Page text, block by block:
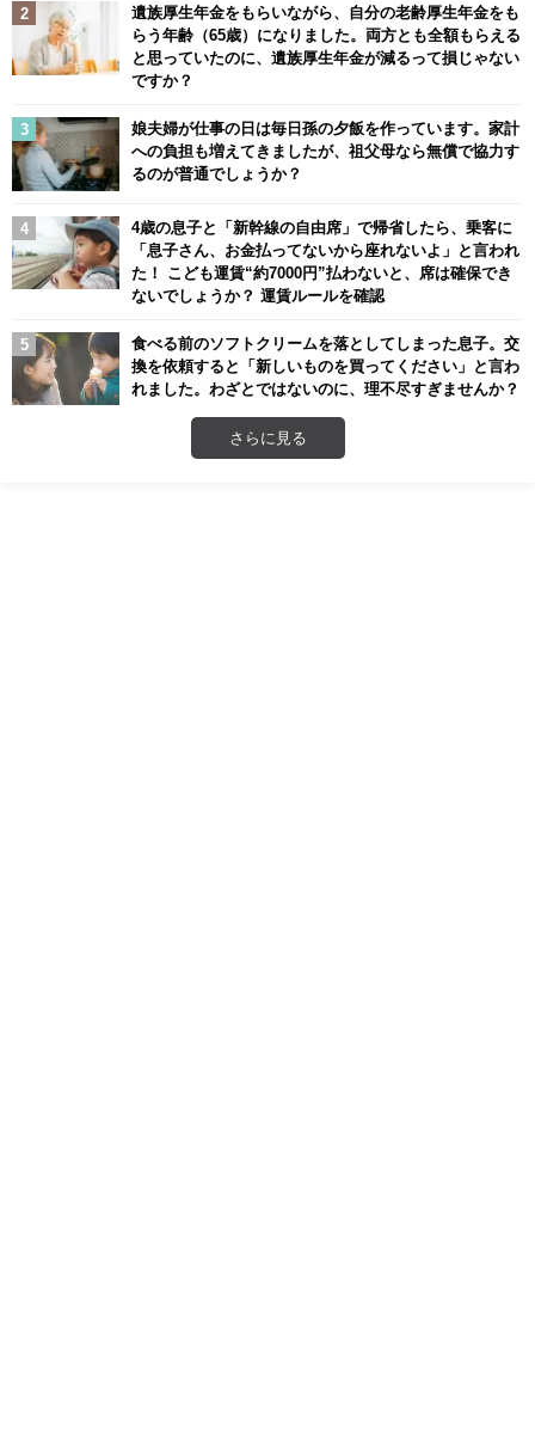
遺族厚生年金をもらいながら、自分の老齢厚生年金をも
らう年齢（65歳）になりました。両方とも全額もらえる
と思っていたのに、遺族厚生年金が減るって損じゃない
ですか？
娘夫婦が仕事の日は毎日孫の夕飯を作っています。家計
への負担も増えてきましたが、祖父母なら無償で協力す
るのが普通でしょうか？
4歳の息子と「新幹線の自由席」で帰省したら、乗客に
「息子さん、お金払ってないから座れないよ」と言われ
た！ こども運賃“約7000円”払わないと、席は確保でき
ないでしょうか？ 運賃ルールを確認
食べる前のソフトクリームを落としてしまった息子。交
換を依頼すると「新しいものを買ってください」と言わ
れました。わざとではないのに、理不尽すぎませんか？
さらに見る